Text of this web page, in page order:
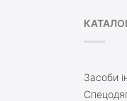
Засоби